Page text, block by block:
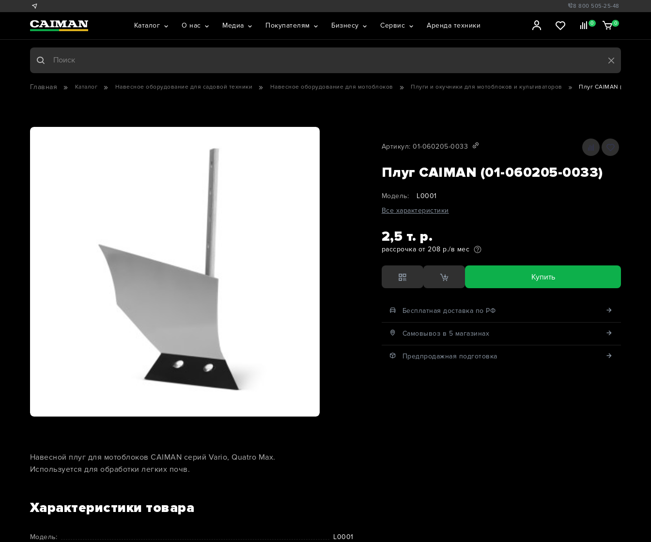
8 800 505-25-48
0 0
Каталог О нас Медиа Покупателям Бизнесу Сервис Аренда техники
Главная Каталог Навесное оборудование для садовой техники Навесное оборудование для мотоблоков Плуги и окучники для мотоблоков и культиваторов Плуг CAIMAN (01-
Артикул: 01-060205-0033
Плуг CAIMAN (01-060205-0033)
Модель:
L0001
Все характеристики
2,5 т. р.
рассрочка от 208 р./в мес
Купить
Бесплатная доставка по РФ
Cамовывоз в 5 магазинах
Предпродажная подготовка
Навесной плуг для мотоблоков CAIMAN серий Vario, Quatro Max.
Используется для обработки легких почв.
Характеристики товара
Модель: L0001